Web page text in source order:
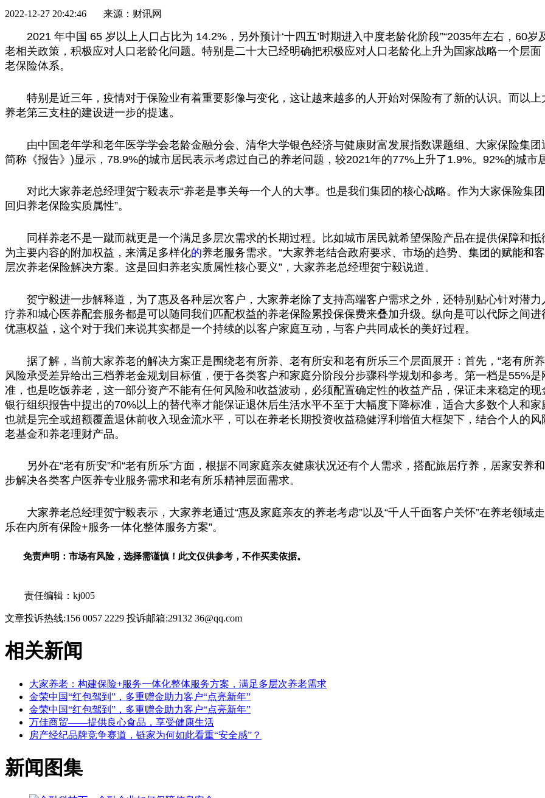
2022-12-27 20:42:46 来源：财讯网
2021 年中国 65 岁以上人口占比为 14.2%，另外预计‘十四五’时期进入中度老龄化阶段”“2035年左右，60
老相关政策，积极应对人口老龄化问题。特别是二十大已经明确把积极应对人口老龄化上升为 国家战略一个层面
老保险体系。
特别是近三年， 疫情对于保险业有着重要影像与变化，这让越来越多的人开始对保险有了新的认识。而以
养老第三支柱的建设进一步的提速。
由中国老年学和老年医学学会老龄金融分会、清华大学银色经济与健康财富发展指数课题组、大家保险集团
简称《报告》)显示，78.9%的城市居民表示考虑过自己的养老问题，较2021年的77%上升了1.9%。92%的城
对此大家养老总经理贺宁毅表示“养老是事关每一个人的大事。也是我们集团的核心战略。作为大家保险集
回归养老保险实质属性”。
同样养老不是一蹴而就更是一个满足多层次需求的长期过程。比如城市居民就希望保险产品在提供保障和
为主要内容的附加权益，来满足多样化的养老服务需求。“大家养老结合政府要求、市场的趋势、集团的赋能和
层次养老保险解决方案。这是回归养老实质属性核心要义”，大家养老总经理贺宁毅说道。
贺宁毅进一步解释道，为了惠及各种层次客户，大家养老除了支持高端客户需求之外，还特别贴心针对潜力
疗养和城心医养配套服务都是可以随同我们匹配权益的养老保险累投保保费来叠加升级。纵向是可以代际之间
优惠权益，这个对于我们来说其实都是一个持续的以客户家庭互动，与客户共同成长的美好过程。
据了解 ， 当前大家养老的解决方案正是围绕老有所养、老有所安和老有所乐三个层面展开：首先，“老有所
风险承受差异给出三档养老金规划目标值，便于各类客户和家庭分阶段分步骤科学规划和参考。第一档是55%
准，也是吃饭养老，这一部分资产不能有任何风险和收益波动，必须配置确定性的收益产品，保证未来稳定的
银行组织报告中提出的70%以上的替代率才能保证退休后生活水平不至于大幅度下降标准，适合大多数个人和
也就是完全或超额覆盖退休前收入现金流水平 ，可以在养老长期投资收益稳健浮利增值大框架下，结合个人的
老基金和养老理财产品。
另外在“老有所安”和“老有所乐”方面，根据不同家庭亲友健康状况还有个人需求，搭配旅居疗养，居家安
步解决各类客户医养专业服务需求和老有所乐精神层面需求。
大家养老总经理贺宁毅表示，大家养老通过“惠及家庭亲友的养老考虑”以及“千人千面客户关怀”在养老领域
乐在内所有保险+服务一体化整体服务方案”。
免责声明：市场有风险，选择需谨慎！此文仅供参考，不作买卖依据。
责任编辑：kj005
文章投诉热线:156 0057 2229 投诉邮箱:29132 36@qq.com
相关新闻
大家养老：构建保险+服务一体化整体服务方案，满足多层次养老需求
金荣中国“红包驾到”，多重赠金助力客户“点亮新年”
金荣中国“红包驾到”，多重赠金助力客户“点亮新年”
万佳商贸——提供良心食品，享受健康生活
房产经纪品牌竞争赛道，链家为何如此看重“安全感”？
新闻图集